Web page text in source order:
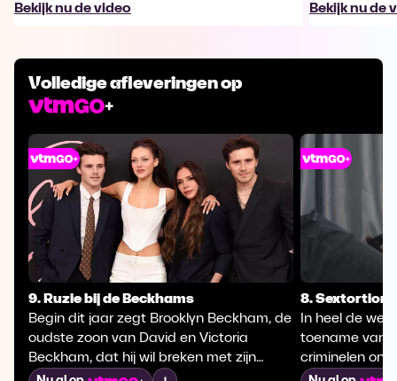
Bekijk nu de video Bekijk nu de
Volledige afleveringen op
9. Ruzie bij de Beckhams
Begin dit jaar zegt Brooklyn Beckham, de
oudste zoon van David en Victoria
Beckham, dat hij wil breken met zijn
familie. Er waren al jaren geruchten over
8. Sextortion
In heel de
toename van
criminelen
naaktfoto’s